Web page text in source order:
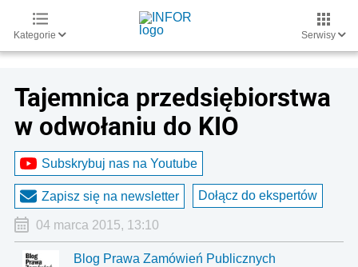
Kategorie Serwisy
Tajemnica przedsiębiorstwa
w odwołaniu do KIO
Subskrybuj nas na Youtube
Zapisz się na newsletter Dołącz do ekspertów
04 marca 2015, 13:10
Blog Prawa Zamówień Publicznych